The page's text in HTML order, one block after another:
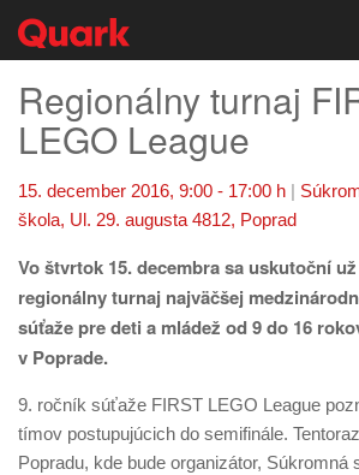
Regionálny turnaj
LEGO League
15. december 2016, 9:00 - 17:00 h |
škola, Ul. 29. augusta 4812, Poprad
Vo štvrtok 15. decembra sa uskutoční
regionálny turnaj najväčšej
súťaže pre deti a mládež od 9 do 16
v Poprade.
9. ročník súťaže FIRST LEGO League
tímov postupujúcich do semifinále.
Popradu, kde bude organizátor, Súkromná